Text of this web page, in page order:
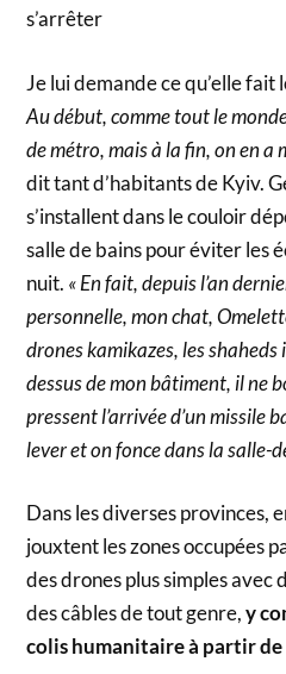
s’arrêter
Je lui demande ce qu’elle fait
Au début, comme tout le
de métro, mais à la fin, on en a
dit tant d’habitants de Kyiv.
s’installent dans le couloir
salle de bains pour éviter les
nuit. « En fait, depuis l’an
personnelle, mon chat,
drones kamikazes, les
dessus de mon bâtiment, il ne
pressent l’arrivée d’un missile
lever et on fonce dans la salle-
Dans les diverses provinces,
jouxtent les zones occupées
des drones plus simples avec
des câbles de tout genre,y
colis humanitaire à partir de